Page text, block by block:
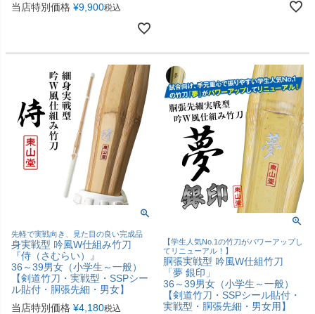
当店特別価格 ¥9,900税込
先軽で実戦向き、見た目の良い完成品
身実戦型 吟風W仕組み竹刀
『侍（さむらい）』
36～39男女（小学生～一般）
【剣道竹刀・実戦型・SSPシー
ル貼付・胴張先細・男女】
当店特別価格 ¥4,180税込
【学生人気No.1の竹刀がパワーアップし
てリニューアル！】
胴張実戦型 吟風W仕組竹刀
「夢 銀印」
36～39男女（小学生～一般）
【剣道竹刀・SSPシール貼付・
実戦型・胴張先細・男女用】